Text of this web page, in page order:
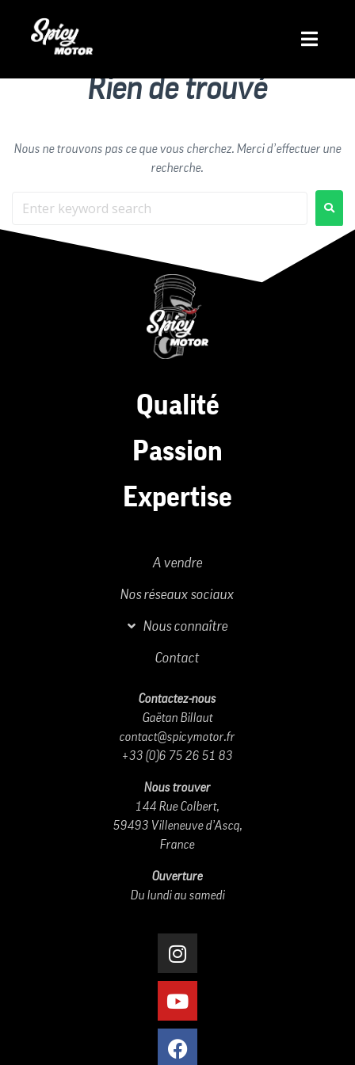
Types of Transport :
Rien de trouvé
Nous ne trouvons pas ce que vous cherchez. Merci d’effectuer une
recherche.
Qualité
Passion
Expertise
A vendre
Nos réseaux sociaux
Nous connaître
Contact
Contactez-nous
Gaëtan Billaut
contact@spicymotor.fr
+33 (0)6 75 26 51 83
Nous trouver
144 Rue Colbert,
59493 Villeneuve d’Ascq,
France
Ouverture
Du lundi au samedi